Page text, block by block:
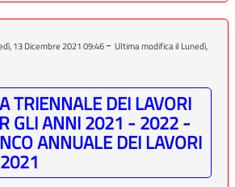
13 Dicembre 2021 09:46- Ultima modifica il Lunedì,
TRIENNALE DEI LAVORI
GLI ANNI 2021 - 2022 -
ANNUALE DEI LAVORI